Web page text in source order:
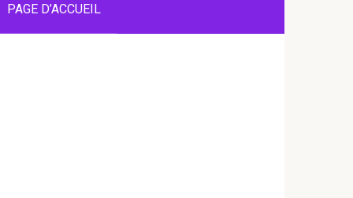
PAGE D’ACCUEIL